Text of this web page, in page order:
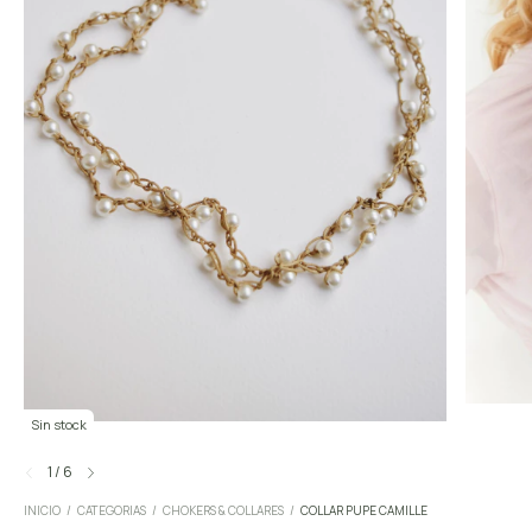
Sin stock
1/ 6
INICIO / CATEGORIAS / CHOKERS & COLLARES / COLLAR PUPE CAMILLE